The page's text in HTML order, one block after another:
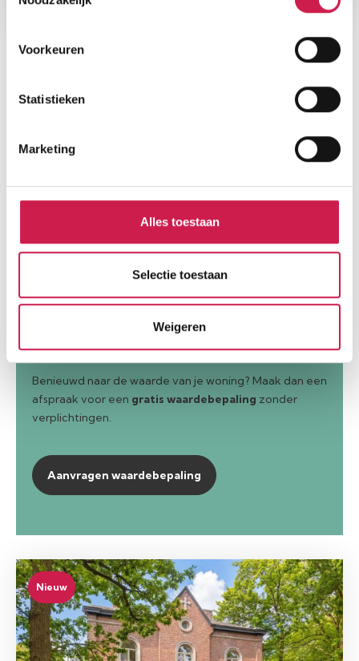
Voorkeuren
Statistieken
Marketing
Alles toestaan
Selectie toestaan
Weigeren
Gratis Waardebepaling
Benieuwd naar de waarde van je woning? Maak dan een
afspraak voor een gratis waardebepaling zonder
verplichtingen.
Aanvragen waardebepaling
Nieuw